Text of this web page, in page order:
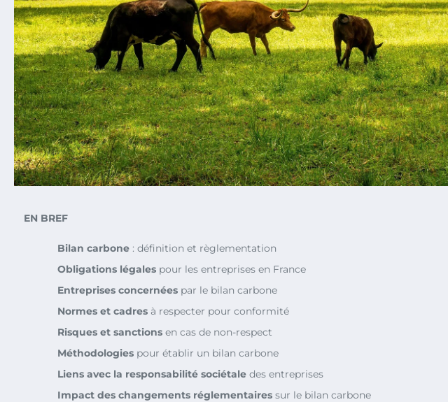
EN BREF
Bilan carbone : définition et règlementation
Obligations légales pour les entreprises en France
Entreprises concernées par le bilan carbone
Normes et cadres à respecter pour conformité
Risques et sanctions en cas de non-respect
Méthodologies pour établir un bilan carbone
Liens avec la responsabilité sociétale des entreprises
Impact des changements réglementaires sur le bilan carbone